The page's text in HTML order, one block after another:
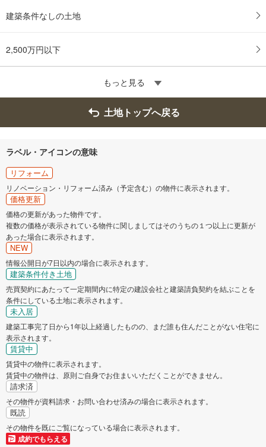
建築条件なしの土地
2,500万円以下
もっと見る
土地トップへ戻る
ラベル・アイコンの意味
リフォーム
リノベーション・リフォーム済み（予定含む）の物件に表示されます。
価格更新
価格の更新があった物件です。
複数の価格が表示されている物件に関しましてはそのうちの１つ以上に更新が
あった場合に表示されます。
NEW
情報公開日が7日以内の場合に表示されます。
建築条件付き土地
売買契約にあたって一定期間内に特定の建設会社と建築請負契約を結ぶことを
条件にしている土地に表示されます。
未入居
建築工事完了日から1年以上経過したものの、まだ誰も住んだことがない住宅に
表示されます。
賃貸中
賃貸中の物件に表示されます。
賃貸中の物件は、原則ご自身でお住まいいただくことができません。
請求済
その物件が資料請求・お問い合わせ済みの場合に表示されます。
既読
その物件を既にご覧になっている場合に表示されます。
成約でもらえる